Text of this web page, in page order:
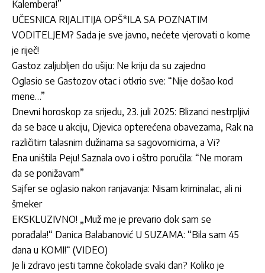
Kalembera!”
UČESNICA RIJALITIJA OPŠ*ILA SA POZNATIM
VODITELJEM? Sada je sve javno, nećete vjerovati o kome
je riječ!
Gastoz zaljubljen do ušiju: Ne kriju da su zajedno
Oglasio se Gastozov otac i otkrio sve: “Nije došao kod
mene…”
Dnevni horoskop za srijedu, 23. juli 2025: Blizanci nestrpljivi
da se bace u akciju, Djevica opterećena obavezama, Rak na
različitim talasnim dužinama sa sagovornicima, a Vi?
Ena uništila Peju! Saznala ovo i oštro poručila: “Ne moram
da se ponižavam”
Sajfer se oglasio nakon ranjavanja: Nisam kriminalac, ali ni
šmeker
EKSKLUZIVNO! „Muž me je prevario dok sam se
porađala!“ Danica Balabanović U SUZAMA: “Bila sam 45
dana u KOMI!“ (VIDEO)
Je li zdravo jesti tamne čokolade svaki dan? Koliko je